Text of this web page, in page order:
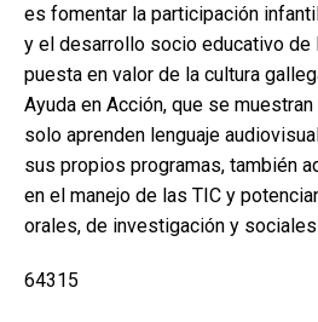
es fomentar la participación
y el desarrollo socio educativo de
puesta en valor de la cultura
Ayuda en Acción, que se
solo aprenden lenguaje
sus propios programas, también
en el manejo de las TIC y
orales, de investigación y
64315